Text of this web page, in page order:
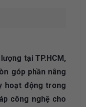
tại TP.HCM,
góp phần nâng
hoạt động trong
công nghệ cho